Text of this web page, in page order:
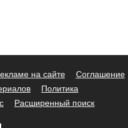
на сайте
Соглашение
Политика
Расширенный поиск